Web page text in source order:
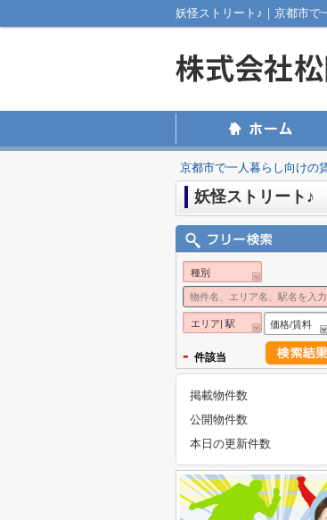
妖怪ストリート♪｜京都市で
京都市で一人暮らし向けの
妖怪ストリート♪
種別
エリア| 駅 価格/賃料
- 件該当
掲載物件数
公開物件数
本日の更新件数